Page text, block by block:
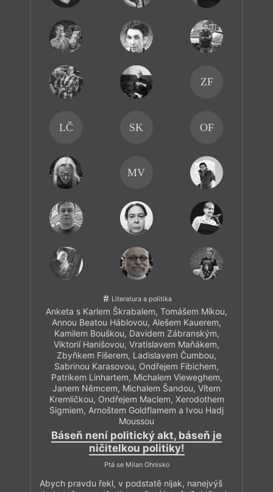
ZF
LČ SK OF
MV
Literatura a politika
Anketa s Karlem Škrabalem, Tomášem Míkou,
Annou Beatou Háblovou, Alešem Kauerem,
Kamilem Bouškou, Davidem Zábranským,
Viktorií Hanišovou, Vratislavem Maňákem,
Zbyňkem Fišerem, Ladislavem Čumbou,
Sabrinou Karasovou, Ondřejem Fibichem,
Patrikem Linhartem, Michalem Vieweghem,
Janem Němcem, Michalem Šandou, Vítem
Kremličkou, Ondřejem Maclem, Xerodothem
Sigmiem, Arnoštem Goldflamem a Ivou Hadj
Moussou
Báseň není politický akt, báseň je
ničitelkou politiky!
Ptá se Milan Ohnisko
Abych pravdu řekl, v podstatě nijak, nanejvýš